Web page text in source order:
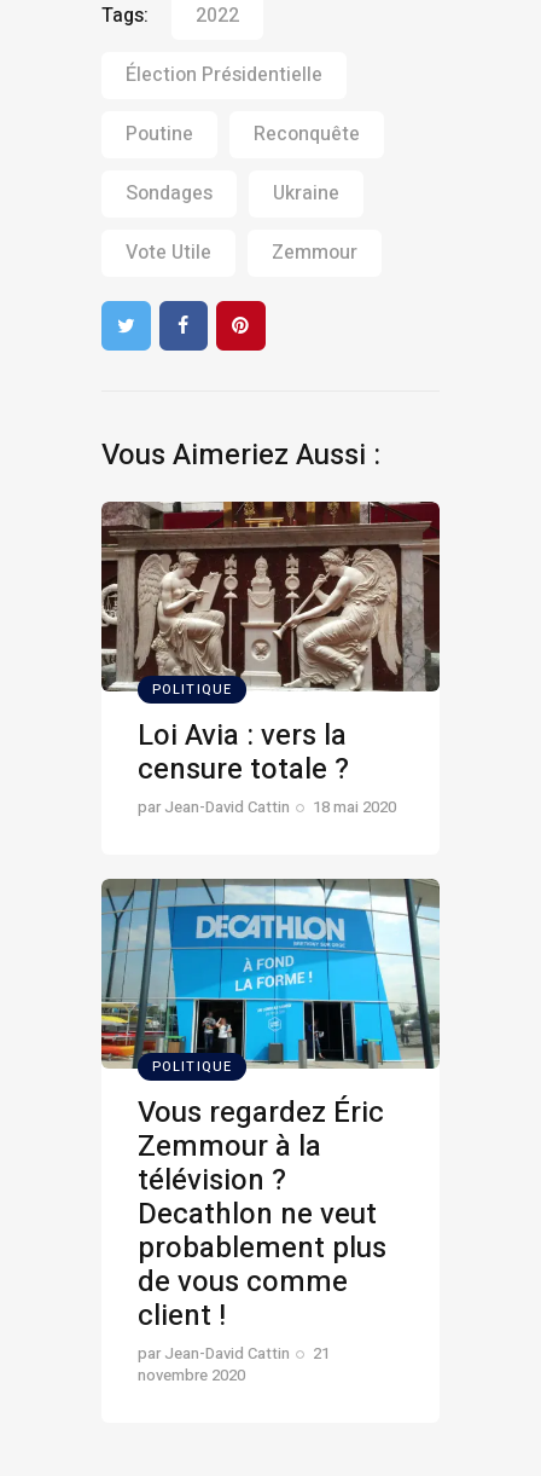
Tags: 2022
Élection Présidentielle
Poutine Reconquête
Sondages Ukraine
Vote Utile Zemmour
Vous Aimeriez Aussi :
POLITIQUE
Loi Avia : vers la
censure totale ?
parJean-David Cattin 18 mai 2020
POLITIQUE
Vous regardez Éric
Zemmour à la
télévision ?
Decathlon ne veut
probablement plus
de vous comme
client !
parJean-David Cattin
21
novembre 2020